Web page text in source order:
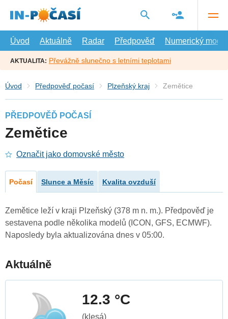
hlavní
Úvod
Aktuálně Radar Předpověď Numerický model
AKTUALITA: Převážně slunečno s letními teplotami
Úvod Předpověď počasí Plzeňský kraj Zemětice
PŘEDPOVĚĎ POČASÍ
Zemětice
Označit jako domovské město
Počasí Slunce a Měsíc Kvalita ovzduší
Zemětice leží v kraji Plzeňský (378 m n. m.). Předpověď je
sestavena podle několika modelů (ICON, GFS, ECMWF).
Naposledy byla aktualizována dnes v 05:00.
Aktuálně
12.3 °C
(klesá)